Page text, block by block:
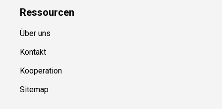
Ressource
Über uns
Kontakt
Kooperation